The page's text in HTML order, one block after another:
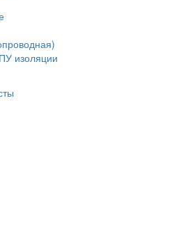
изоляции